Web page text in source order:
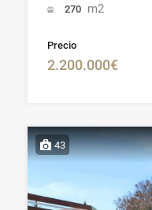
270 m2
Precio
2.200.000€
43